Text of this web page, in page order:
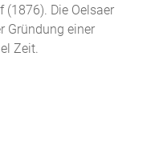
(1876). Die Oelsaer
Gründung einer
Zeit.